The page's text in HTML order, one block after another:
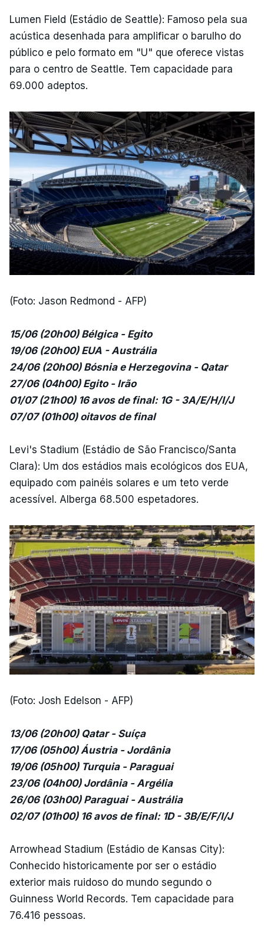
Lumen Field (Estádio de Seattle): Famoso pela sua
acústica desenhada para amplificar o barulho do
público e pelo formato em "U" que oferece vistas
para o centro de Seattle. Tem capacidade para
69.000 adeptos.
(Foto: Jason Redmond - AFP)
15/06 (20h00) Bélgica - Egito
19/06 (20h00) EUA - Austrália
24/06 (20h00) Bósnia e Herzegovina - Qatar
27/06 (04h00) Egito - Irão
01/07 (21h00) 16 avos de final: 1G - 3A/E/H/I/J
07/07 (01h00) oitavos de final
Levi's Stadium (Estádio de São Francisco/Santa
Clara): Um dos estádios mais ecológicos dos EUA,
equipado com painéis solares e um teto verde
acessível. Alberga 68.500 espetadores.
(Foto: Josh Edelson - AFP)
13/06 (20h00) Qatar - Suíça
17/06 (05h00) Áustria - Jordânia
19/06 (05h00) Turquia - Paraguai
23/06 (04h00) Jordânia - Argélia
26/06 (03h00) Paraguai - Austrália
02/07 (01h00) 16 avos de final: 1D - 3B/E/F/I/J
Arrowhead Stadium (Estádio de Kansas City):
Conhecido historicamente por ser o estádio
exterior mais ruidoso do mundo segundo o
Guinness World Records. Tem capacidade para
76.416 pessoas.